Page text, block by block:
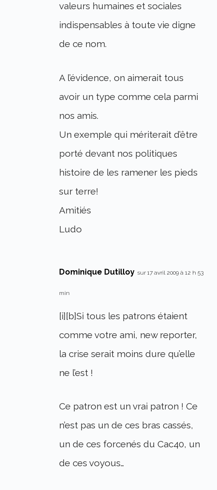
valeurs humaines et sociales
indispensables à toute vie digne
de ce nom.
A l’évidence, on aimerait tous
avoir un type comme cela parmi
nos amis.
Un exemple qui mériterait d’être
porté devant nos politiques
histoire de les ramener les pieds
sur terre!
Amitiés
Ludo
Dominique Dutilloy sur 17 avril 2009 à 12 h 53
min
[i][b]Si tous les patrons étaient
comme votre ami, new reporter,
la crise serait moins dure qu’elle
ne l’est !
Ce patron est un vrai patron ! Ce
n’est pas un de ces bras cassés,
un de ces forcenés du Cac40, un
de ces voyous…